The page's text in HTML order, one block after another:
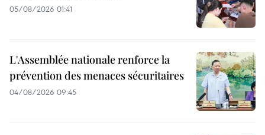
05/08/2026 01:41
L'Assemblée nationale renforce la
prévention des menaces sécuritaires
04/08/2026 09:45